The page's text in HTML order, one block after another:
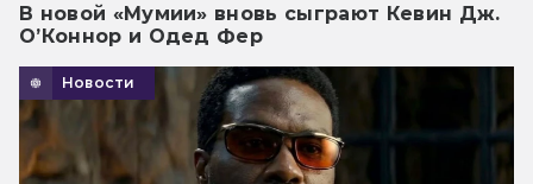
В новой «Мумии» вновь сыграют Кевин Дж.
О’Коннор и Одед Фер
Новости